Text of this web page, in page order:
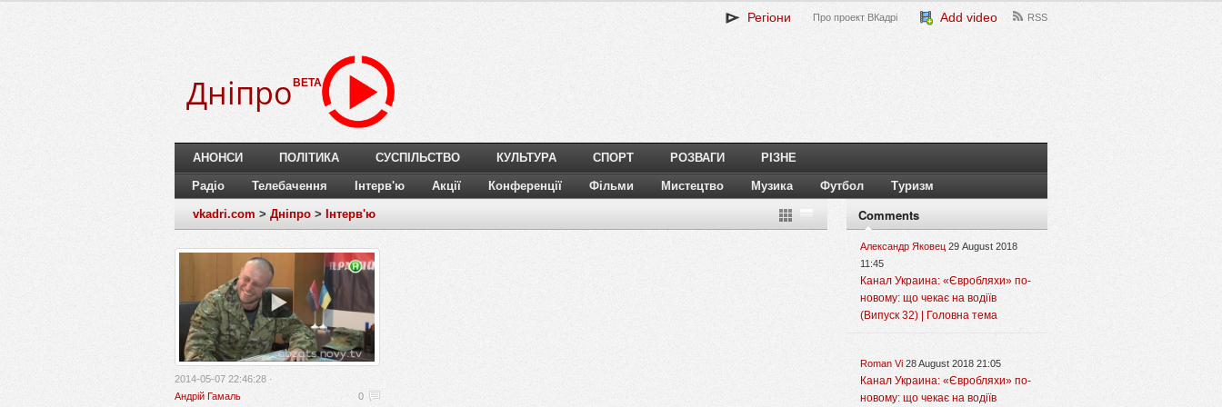
Регіони Про проект ВКадрі Add video RSS
Дніпро BETA
АНОНСИ ПОЛІТИКА СУСПІЛЬСТВО КУЛЬТУРА СПОРТ РОЗВАГИ РІЗНЕ
Радіо Телебачення Інтерв'ю Акції Конференції Фільми Мистецтво Музика Футбол Туризм
vkadri.com > Дніпро > Інтерв'ю
2014-05-07 22:46:28 ·
Андрій Гамаль
0
Comments
Александр Яковец 29 August 2018
11:45
Канал Украина: «Євробляхи» по-
новому: що чекає на водіїв
(Випуск 32) | Головна тема
Roman Vi 28 August 2018 21:05
Канал Украина: «Євробляхи» по-
новому: що чекає на водіїв